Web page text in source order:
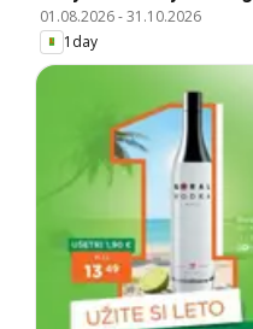
01.08.2026-31.10.2026
1day